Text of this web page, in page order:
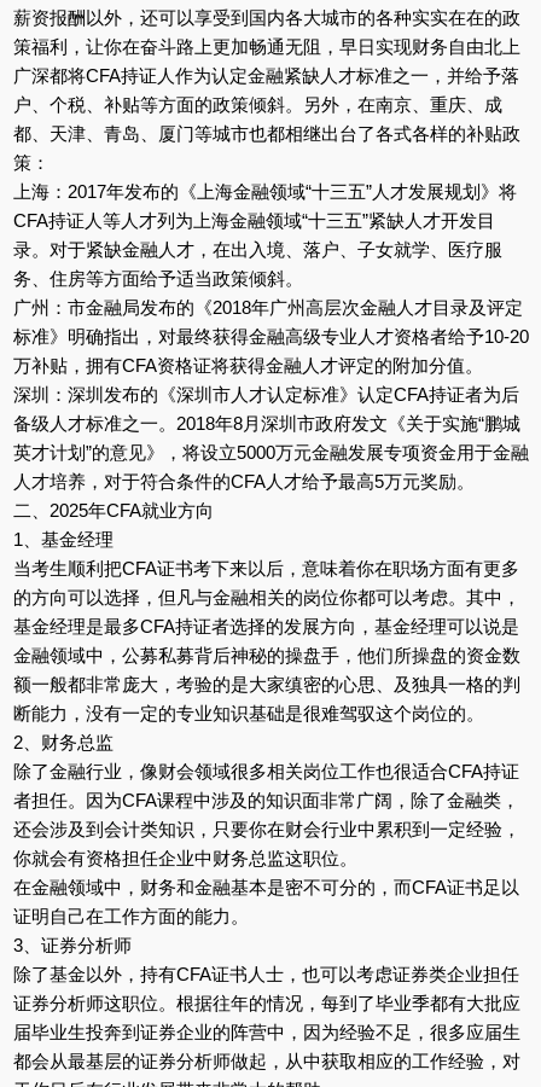
薪资报酬以外，还可以享受到国内各大城市的各种实实在在的政
策福利，让你在奋斗路上更加畅通无阻，早日实现财务自由北上
广深都将CFA持证人作为认定金融紧缺人才标准之一，并给予落
户、个税、补贴等方面的政策倾斜。另外，在南京、重庆、成
都、天津、青岛、厦门等城市也都相继出台了各式各样的补贴政
策：
上海：2017年发布的《上海金融领域“十三五”人才发展规划》将
CFA持证人等人才列为上海金融领域“十三五”紧缺人才开发目
录。对于紧缺金融人才，在出入境、落户、子女就学、医疗服
务、住房等方面给予适当政策倾斜。
广州：市金融局发布的《2018年广州高层次金融人才目录及评定
标准》明确指出，对最终获得金融高级专业人才资格者给予10-20
万补贴，拥有CFA资格证将获得金融人才评定的附加分值。
深圳：深圳发布的《深圳市人才认定标准》认定CFA持证者为后
备级人才标准之一。2018年8月深圳市政府发文《关于实施“鹏城
英才计划”的意见》，将设立5000万元金融发展专项资金用于金融
人才培养，对于符合条件的CFA人才给予最高5万元奖励。
二、2025年CFA就业方向
1、基金经理
当考生顺利把CFA证书考下来以后，意味着你在职场方面有更多
的方向可以选择，但凡与金融相关的岗位你都可以考虑。其中，
基金经理是最多CFA持证者选择的发展方向，基金经理可以说是
金融领域中，公募私募背后神秘的操盘手，他们所操盘的资金数
额一般都非常庞大，考验的是大家缜密的心思、及独具一格的判
断能力，没有一定的专业知识基础是很难驾驭这个岗位的。
2、财务总监
除了金融行业，像财会领域很多相关岗位工作也很适合CFA持证
者担任。因为CFA课程中涉及的知识面非常广阔，除了金融类，
还会涉及到会计类知识，只要你在财会行业中累积到一定经验，
你就会有资格担任企业中财务总监这职位。
在金融领域中，财务和金融基本是密不可分的，而CFA证书足以
证明自己在工作方面的能力。
3、证券分析师
除了基金以外，持有CFA证书人士，也可以考虑证券类企业担任
证券分析师这职位。根据往年的情况，每到了毕业季都有大批应
届毕业生投奔到证券企业的阵营中，因为经验不足，很多应届生
都会从最基层的证券分析师做起，从中获取相应的工作经验，对